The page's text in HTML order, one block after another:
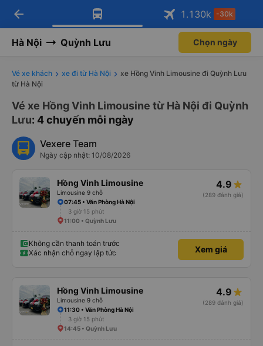
Tải app Vexere ngay!
Nhận ưu đãi thành viên độc
Mở app
Tải app Vexere
-30k/ghế khi đặt vé máy bay qua
Mở app
arrow_back 1.130k -30k
Hà Nội Quỳnh Lưu Chọn ngày
Vé xe khách xe đi từ Hà Nội
xe Hồng Vinh Limousine đi Quỳnh Lưu
từ Hà Nội
Vé xe Hồng Vinh Limousine từ Hà Nội đi Quỳnh
Lưu: 4 chuyến mỗi ngày
Vexere Team
Ngày cập nhật: 10/08/2026
Hồng Vinh Limousine
Limousine 9 chỗ
4.9
(289 đánh giá)
07:45 • Văn Phòng Hà Nội
3 giờ 15 phút
11:00 • Quỳnh Lưu
Không cần thanh toán trước
Xác nhận chỗ ngay lập tức
Xem giá
Hồng Vinh Limousine
Limousine 9 chỗ
4.9
(289 đánh giá)
11:30 • Văn Phòng Hà Nội
3 giờ 15 phút
14:45 • Quỳnh Lưu